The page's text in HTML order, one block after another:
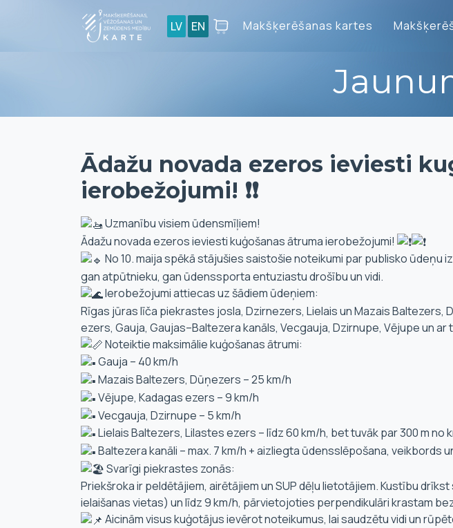
LV EN Makšķerēšanas kartes
Ādažu novada ezeros ieviesti
ierobežojumi! ❗❗
Uzmanību visiem ūdensmīļiem!
Ādažu novada ezeros ieviesti kuģošanas ātruma ierobežojumi!
No 10. maija spēkā stājušies saistošie noteikumi par publisko ūdeņu
gan atpūtnieku, gan ūdenssporta entuziastu drošību un vidi.
Ierobežojumi attiecas uz šādiem ūdeņiem:
Rīgas jūras līča piekrastes josla, Dzirnezers, Lielais un Mazais Baltezers,
ezers, Gauja, Gaujas–Baltezera kanāls, Vecgauja, Dzirnupe, Vējupe un
Noteiktie maksimālie kuģošanas ātrumi:
Gauja – 40 km/h
Mazais Baltezers, Dūņezers – 25 km/h
Vējupe, Kadagas ezers – 9 km/h
Vecgauja, Dzirnupe – 5 km/h
Lielais Baltezers, Lilastes ezers – līdz 60 km/h, bet tuvāk par 300 m no
Baltezera kanāli – max. 7 km/h + aizliegta ūdensslēpošana, veikbords
Svarīgi piekrastes zonās:
Priekšroka ir peldētājiem, airētājiem un SUP dēļu lietotājiem. Kustību
ielaišanas vietas) un līdz 9 km/h, pārvietojoties perpendikulāri krastam
Aicinām visus kuģotājus ievērot noteikumus, lai saudzētu vidi un